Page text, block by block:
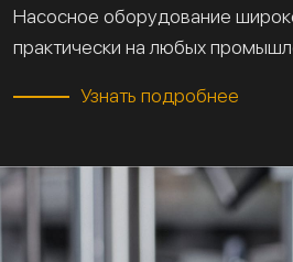
Насосное оборудование
практически на любых
Узнать подробнее